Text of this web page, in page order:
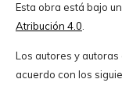
Esta obra está bajo
Atribución 4.0.
Los autores y
acuerdo con los